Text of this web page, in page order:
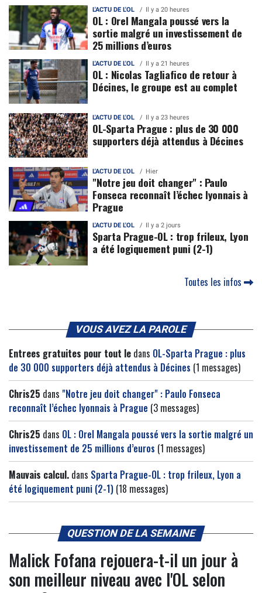
L'ACTU DE L'OL Il y a 20 heures
OL : Orel Mangala poussé vers la
sortie malgré un investissement de
25 millions d’euros
L'ACTU DE L'OL Il y a 21 heures
OL : Nicolas Tagliafico de retour à
Décines, le groupe est au complet
L'ACTU DE L'OL Il y a 23 heures
OL-Sparta Prague : plus de 30 000
supporters déjà attendus à Décines
L'ACTU DE L'OL Hier
"Notre jeu doit changer" : Paulo
Fonseca reconnaît l’échec lyonnais à
Prague
L'ACTU DE L'OL Il y a 2 jours
Sparta Prague-OL : trop frileux, Lyon
a été logiquement puni (2-1)
Toutes les infos
VOUS AVEZ LA PAROLE
Entrees gratuites pour tout le dans OL-Sparta Prague : plus
de 30 000 supporters déjà attendus à Décines (1 messages)
Chris25 dans "Notre jeu doit changer" : Paulo Fonseca
reconnaît l’échec lyonnais à Prague (3 messages)
Chris25 dans OL : Orel Mangala poussé vers la sortie malgré un
investissement de 25 millions d’euros (1 messages)
Mauvais calcul. dans Sparta Prague-OL : trop frileux, Lyon a
été logiquement puni (2-1) (18 messages)
QUESTION DE LA SEMAINE
Malick Fofana rejouera-t-il un jour à
son meilleur niveau avec l'OL selon